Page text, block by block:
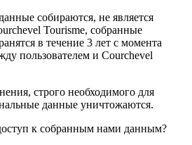
собираются, не является
Tourisme, собранные
в течение 3 лет с момента
пользователем и Courchevel
строго необходимого для
данные уничтожаются.
к собранным нами данным?